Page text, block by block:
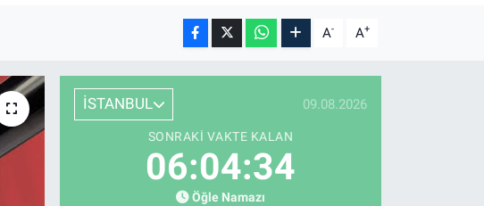
A- A+
İSTANBUL 09.08.2026
SONRAKI VAKTE KALAN
06:04:33
Öğle Namazı